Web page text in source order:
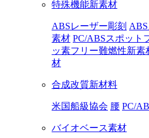
特殊機能新素材
ABSレーザー彫刻
素材 PC/ABSスポット
ッ素フリー難燃性新素
材
合成改質新材料
米国船級協会 腰 PC/
バイオベース素材